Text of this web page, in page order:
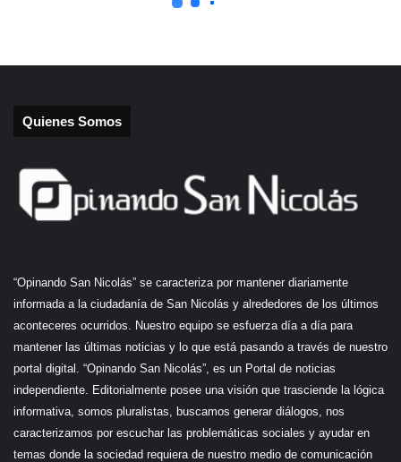
Quienes Somos
“Opinando San Nicolás” se caracteriza por mantener diariamente
informada a la ciudadanía de San Nicolás y alrededores de los últimos
aconteceres ocurridos. Nuestro equipo se esfuerza día a día para
mantener las últimas noticias y lo que está pasando a través de nuestro
portal digital. “Opinando San Nicolás”, es un Portal de noticias
independiente. Editorialmente posee una visión que trasciende la lógica
informativa, somos pluralistas, buscamos generar diálogos, nos
caracterizamos por escuchar las problemáticas sociales y ayudar en
temas donde la sociedad requiera de nuestro medio de comunicación